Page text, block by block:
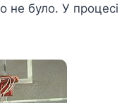
не було. У процесі